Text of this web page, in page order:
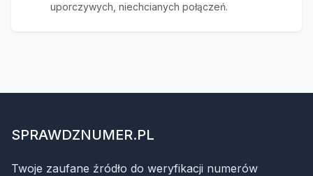
uporczywych, niechcianych połączeń.
SPRAWDZNUMER.PL
Twoje zaufane źródło do weryfikacji numerów